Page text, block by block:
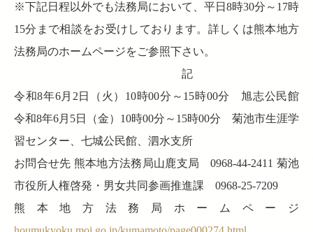
※下記日程以外でも法務局において、平日8時30分～17時
15分まで相談をお受けしております。詳しくは熊本地方
法務局のホームページをご参照下さい。
記
令和8年6月2日（火）10時00分～15時00分 旭志公民館
令和8年6月5日（金）10時00分～15時00分 菊池市生涯学
習センター、七城公民館、泗水支所
お問合せ先 熊本地方法務局山鹿支局 0968-44-2411 菊池
市役所人権啓発・男女共同参画推進課 0968-25-7209
熊本地方法務局ホームページ